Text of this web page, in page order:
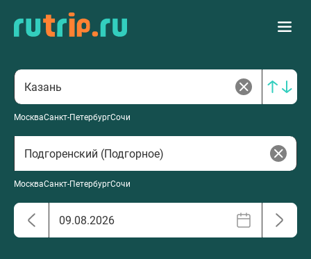
МоскваСанкт-ПетербургСочи
МоскваСанкт-ПетербургСочи